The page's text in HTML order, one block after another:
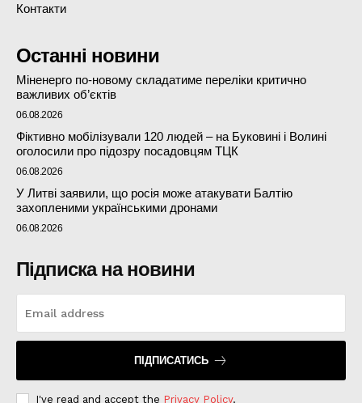
Контакти
Останні новини
Міненерго по-новому складатиме переліки критично
важливих об’єктів
06.08.2026
Фіктивно мобілізували 120 людей – на Буковині і Волині
оголосили про підозру посадовцям ТЦК
06.08.2026
У Литві заявили, що росія може атакувати Балтію
захопленими українськими дронами
06.08.2026
Підписка на новини
ПІДПИСАТИСЬ
I've read and accept the Privacy Policy.